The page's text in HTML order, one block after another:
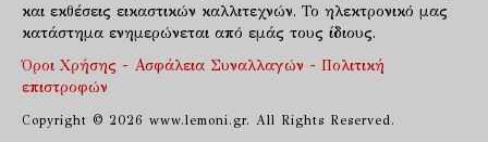
και εκθέσεις εικαστικών καλλιτεχνών. Το ηλεκτρονικό μας
κατάστημα ενημερώνεται από εμάς τους ίδιους.
Όροι Χρήσης - Ασφάλεια Συναλλαγών - Πολιτική
επιστροφών
Copyright © 2026 www.lemoni.gr. All Rights Reserved.